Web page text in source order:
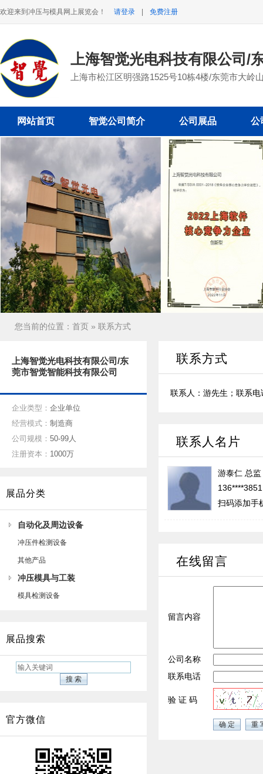
欢迎来到冲压与模具网上展览会！ 请登录 免费注册
上海智觉光电科技有限公司/
上海市松江区明强路1525号10栋4楼/东莞市大岭
网站首页 智觉公司简介 公司展品 公
您当前的位置： 首页 » 联系方式
上海智觉光电科技有限公司/东
莞市智觉智能科技有限公司
企业类型： 企业单位
经营模式： 制造商
公司规模： 50-99人
注册资本： 1000万
展品分类
自动化及周边设备
冲压件检测设备
其他产品
冲压模具与工装
模具检测设备
展品搜索
官方微信
联系方式
联系人：游先生；联系
联系人名片
游泰仁 总监
扫码添加手
在线留言
留言内容
公司名称
联系电话
验 证 码